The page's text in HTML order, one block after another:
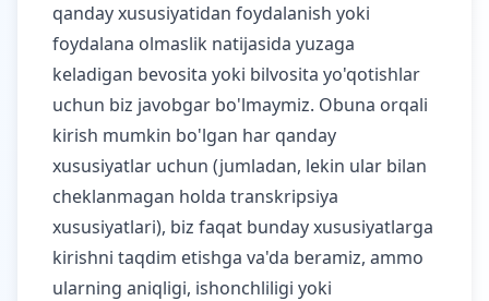
qanday xususiyatidan foydalanish yoki
foydalana olmaslik natijasida yuzaga
keladigan bevosita yoki bilvosita yo'qotishlar
uchun biz javobgar bo'lmaymiz. Obuna orqali
kirish mumkin bo'lgan har qanday
xususiyatlar uchun (jumladan, lekin ular bilan
cheklanmagan holda transkripsiya
xususiyatlari), biz faqat bunday xususiyatlarga
kirishni taqdim etishga va'da beramiz, ammo
ularning aniqligi, ishonchliligi yoki